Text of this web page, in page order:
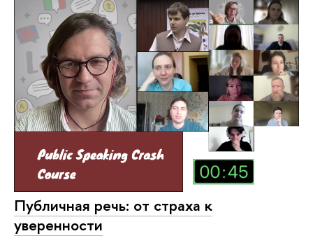
Публичная речь: от страха к
уверенности